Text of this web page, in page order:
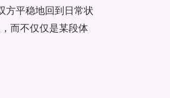
方平稳地回到日常状
而不仅仅是某段体